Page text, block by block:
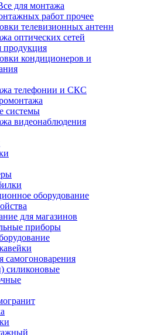
для монтажа
работ прочее
телевизионных антенн
оптических сетей
продукция
кондиционеров и
телефонии и СКС
системы
видеонаблюдения
оборудование
для магазинов
приборы
самогоноварения
силиконовые